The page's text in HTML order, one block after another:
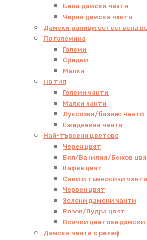
Бели дамски чанти
Черни дамски чанти
Дамски раници естествена
По големина
Големи
Средни
Малки
По тип
Големи чанти
Малки чанти
Луксозни/бизнес чанти
Ежедневни чанти
Най-търсени цветове
Черен цвят
Бял/Ванилия/Бежов
Кафяв цвят
Сини и тъмносини чанти
Червен цвят
Зелени дамски чанти
Розов/Пудра цвят
Всички цветове дамски
Дамски чанти с релеф